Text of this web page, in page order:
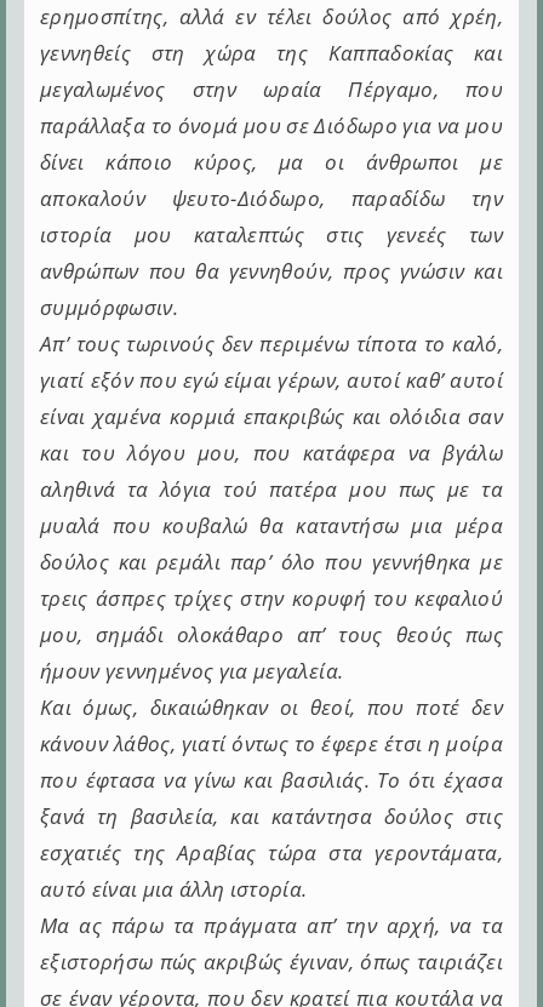
ερημοσπίτης, αλλά εν τέλει δούλος από χρέη,
γεννηθείς στη χώρα της Καππαδοκίας και
μεγαλωμένος στην ωραία Πέργαμο, που
παράλλαξα το όνομά μου σε Διόδωρο για να μου
δίνει κάποιο κύρος, μα οι άνθρωποι με
αποκαλούν ψευτο-Διόδωρο, παραδίδω την
ιστορία μου καταλεπτώς στις γενεές των
ανθρώπων που θα γεννηθούν, προς γνώσιν και
συμμόρφωσιν.
Απ’ τους τωρινούς δεν περιμένω τίποτα το καλό,
γιατί εξόν που εγώ είμαι γέρων, αυτοί καθ’ αυτοί
είναι χαμένα κορμιά επακριβώς και ολόιδια σαν
και του λόγου μου, που κατάφερα να βγάλω
αληθινά τα λόγια τού πατέρα μου πως με τα
μυαλά που κουβαλώ θα καταντήσω μια μέρα
δούλος και ρεμάλι παρ’ όλο που γεννήθηκα με
τρεις άσπρες τρίχες στην κορυφή του κεφαλιού
μου, σημάδι ολοκάθαρο απ’ τους θεούς πως
ήμουν γεννημένος για μεγαλεία.
Και όμως, δικαιώθηκαν οι θεοί, που ποτέ δεν
κάνουν λάθος, γιατί όντως το έφερε έτσι η μοίρα
που έφτασα να γίνω και βασιλιάς. Το ότι έχασα
ξανά τη βασιλεία, και κατάντησα δούλος στις
εσχατιές της Αραβίας τώρα στα γεροντάματα,
αυτό είναι μια άλλη ιστορία.
Μα ας πάρω τα πράγματα απ’ την αρχή, να τα
εξιστορήσω πώς ακριβώς έγιναν, όπως ταιριάζει
σε έναν γέροντα, που δεν κρατεί πια κουτάλα να